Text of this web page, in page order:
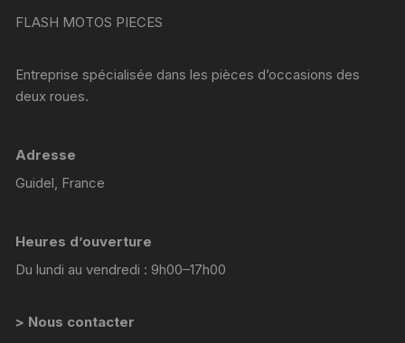
FLASH MOTOS PIECES
Entreprise spécialisée dans les pièces d’occasions des
deux roues.
Adresse
Guidel, France
Heures d’ouverture
Du lundi au vendredi : 9h00–17h00
> Nous contacter